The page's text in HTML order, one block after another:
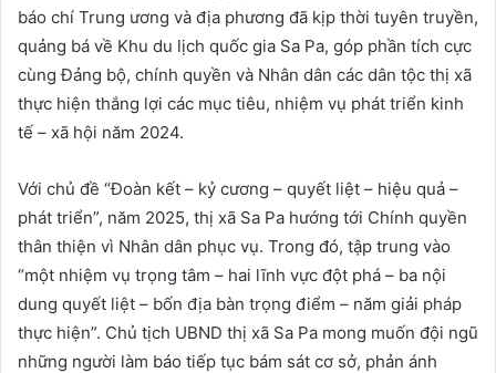
báo chí Trung ương và địa phương đã kịp thời tuyên truyền,
quảng bá về Khu du lịch quốc gia Sa Pa, góp phần tích cực
cùng Đảng bộ, chính quyền và Nhân dân các dân tộc thị xã
thực hiện thắng lợi các mục tiêu, nhiệm vụ phát triển kinh
tế – xã hội năm 2024.
Với chủ đề “Đoàn kết – kỷ cương – quyết liệt – hiệu quả –
phát triển”, năm 2025, thị xã Sa Pa hướng tới Chính quyền
thân thiện vì Nhân dân phục vụ. Trong đó, tập trung vào
“một nhiệm vụ trọng tâm – hai lĩnh vực đột phá – ba nội
dung quyết liệt – bốn địa bàn trọng điểm – năm giải pháp
thực hiện”. Chủ tịch UBND thị xã Sa Pa mong muốn đội ngũ
những người làm báo tiếp tục bám sát cơ sở, phản ánh